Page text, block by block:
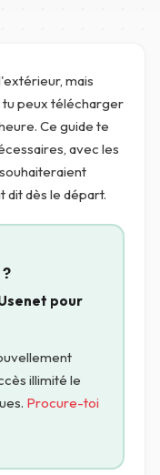
mais
tu peux télécharger
Ce guide te
avec les
dit dès le départ.
pour
illimité le
Procure-toi